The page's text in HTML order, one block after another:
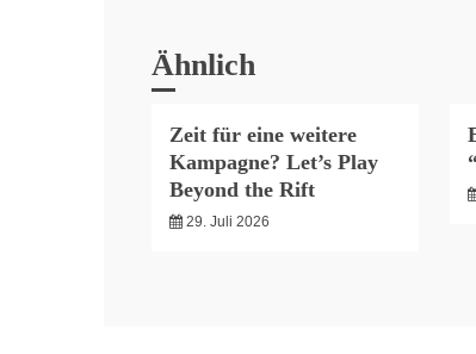
Ähnlich
Zeit für eine weitere
Kampagne? Let’s Play
Beyond the Rift
29. Juli 2026